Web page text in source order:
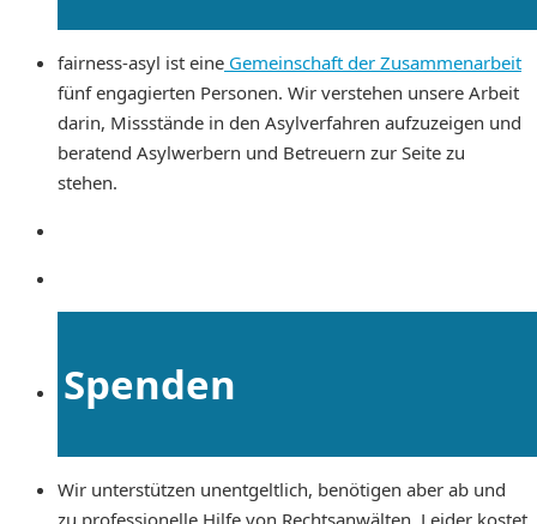
fairness-asyl ist eine Gemeinschaft der Zusammenarbeit
fünf engagierten Personen. Wir verstehen unsere Arbeit
darin, Missstände in den Asylverfahren aufzuzeigen und
beratend Asylwerbern und Betreuern zur Seite zu
stehen.
Spenden
Wir unterstützen unentgeltlich, benötigen aber ab und